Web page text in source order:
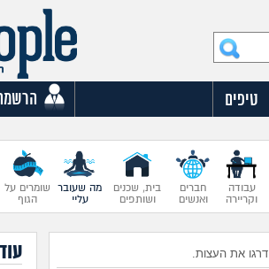
טיפים
עבודה
וקריירה
חברים
ואנשים
בית, שכנים
ושותפים
מה שעובר
עליי
שומרים על
הגוף
דרגו את העצות.